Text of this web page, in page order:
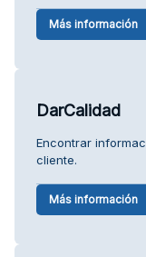
Más información
DarCalidad
Encontrar
cliente.
Más información